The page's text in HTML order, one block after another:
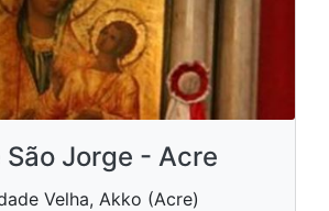
São Jorge - Acre
Velha, Akko (Acre)